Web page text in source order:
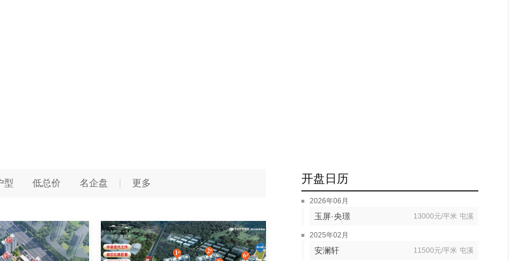
型 低总价 名企盘 更多 开盘日历
2026年06月
玉屏·央璟 13000元/平米 屯溪
2025年02月
安澜轩 11500元/平米 屯溪